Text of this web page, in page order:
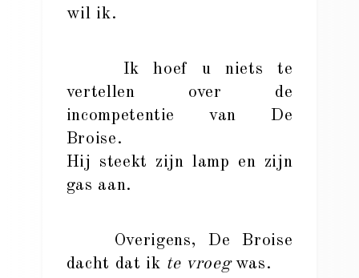
wil ik.
Ik hoef u niets te
vertellen over de
incompetentie van De
Broise.
Hij steekt zijn lamp en zijn
gas aan.
Overigens, De Broise
dacht dat ik te vroegwas.